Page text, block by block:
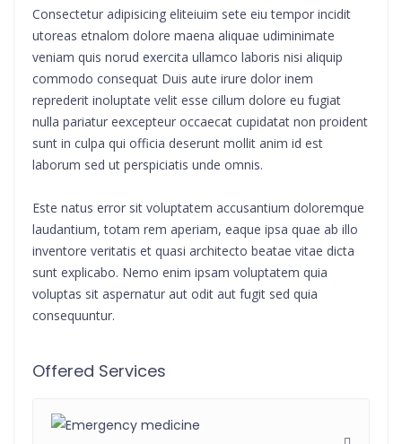
Consectetur adipisicing eliteiuim sete eiu tempor incidit
utoreas etnalom dolore maena aliquae udiminimate
veniam quis norud exercita ullamco laboris nisi aliquip
commodo consequat Duis aute irure dolor inem
reprederit inoluptate velit esse cillum dolore eu fugiat
nulla pariatur eexcepteur occaecat cupidatat non proident
sunt in culpa qui officia deserunt mollit anim id est
laborum sed ut perspiciatis unde omnis.
Este natus error sit voluptatem accusantium doloremque
laudantium, totam rem aperiam, eaque ipsa quae ab illo
inventore veritatis et quasi architecto beatae vitae dicta
sunt explicabo. Nemo enim ipsam voluptatem quia
voluptas sit aspernatur aut odit aut fugit sed quia
consequuntur.
Offered Services